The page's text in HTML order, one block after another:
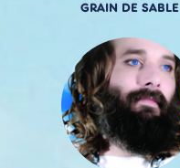
GRAIN DE SABLE